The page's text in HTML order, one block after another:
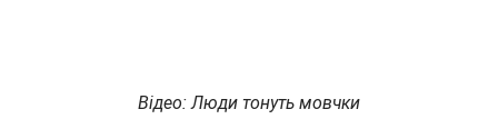
Відео: Люди тонуть мовчки